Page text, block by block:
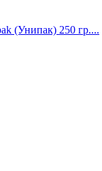
(Унипак) 250 гр....